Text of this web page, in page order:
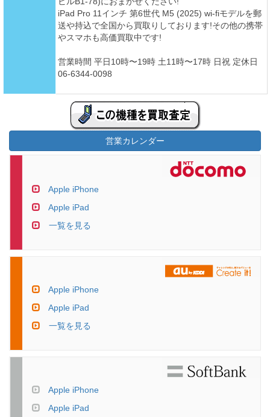
iPad Pro 11インチ 第6世代 M5 (2025) wi-fiモデルを郵
送や持込で全国から買取りしております!その他の携帯
やスマホも高価買取中です!
営業時間 平日10時〜19時 土11時〜17時 日祝 定休日
06-6344-0098
営業カレンダー
Apple iPhone
Apple iPad
一覧を見る
Apple iPhone
Apple iPad
一覧を見る
Apple iPhone
Apple iPad